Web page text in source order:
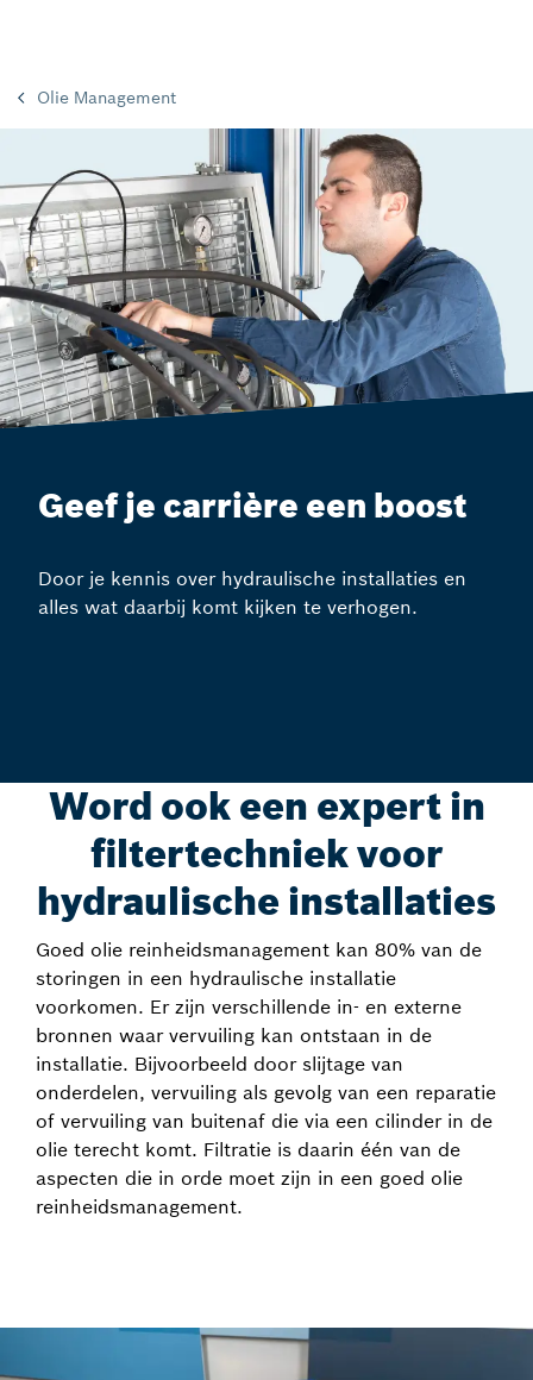
Olie Management
Geef je carrière een boost
Door je kennis over hydraulische installaties en
alles wat daarbij komt kijken te verhogen.
Word ook een expert in
filtertechniek voor
hydraulische installaties
Goed olie reinheidsmanagement kan 80% van de
storingen in een hydraulische installatie
voorkomen. Er zijn verschillende in- en externe
bronnen waar vervuiling kan ontstaan in de
installatie. Bijvoorbeeld door slijtage van
onderdelen, vervuiling als gevolg van een reparatie
of vervuiling van buitenaf die via een cilinder in de
olie terecht komt. Filtratie is daarin één van de
aspecten die in orde moet zijn in een goed olie
reinheidsmanagement.